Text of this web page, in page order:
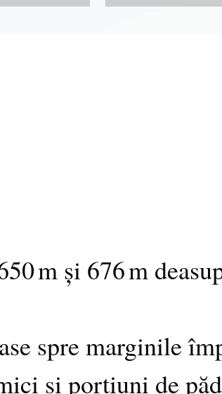
m și 676 m
spre marginile
și porțiuni de